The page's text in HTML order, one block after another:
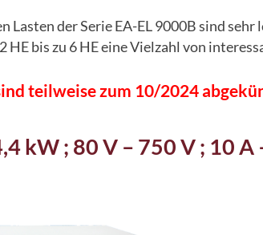
Lasten der Serie EA-EL 9000B sind
HE bis zu 6 HE eine Vielzahl von
teilweise zum 10/2024
kW ; 80 V – 750 V ; 10 A